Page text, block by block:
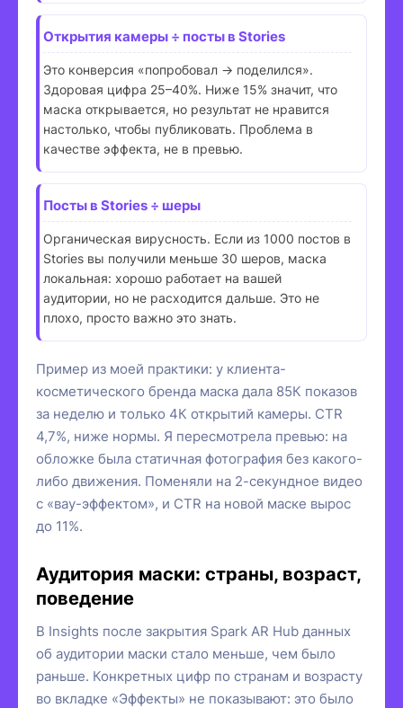
Открытия камеры ÷ посты в Stories
Это конверсия «попробовал → поделился».
Здоровая цифра 25–40%. Ниже 15% значит, что
маска открывается, но результат не нравится
настолько, чтобы публиковать. Проблема в
качестве эффекта, не в превью.
Посты в Stories ÷ шеры
Органическая вирусность. Если из 1000 постов в
Stories вы получили меньше 30 шеров, маска
локальная: хорошо работает на вашей
аудитории, но не расходится дальше. Это не
плохо, просто важно это знать.
Пример из моей практики: у клиента-
косметического бренда маска дала 85К показов
за неделю и только 4К открытий камеры. CTR
4,7%, ниже нормы. Я пересмотрела превью: на
обложке была статичная фотография без какого-
либо движения. Поменяли на 2-секундное видео
с «вау-эффектом», и CTR на новой маске вырос
до 11%.
Аудитория маски: страны, возраст,
поведение
В Insights после закрытия Spark AR Hub данных
об аудитории маски стало меньше, чем было
раньше. Конкретных цифр по странам и возрасту
во вкладке «Эффекты» не показывают: это было